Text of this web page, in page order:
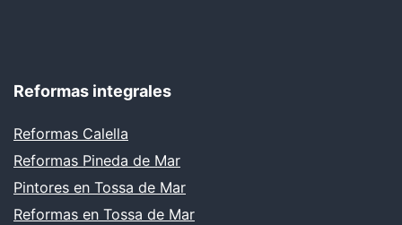
Reformas integrales
Reformas Calella
Reformas Pineda de Mar
Pintores en Tossa de Mar
Reformas en Tossa de Mar